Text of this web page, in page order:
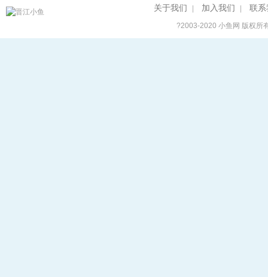
关于我们 加入我们 联系
?2003-2020小鱼网 版权所